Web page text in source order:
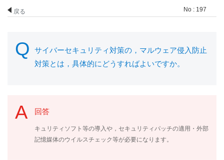
戻る No : 197
サイバーセキュリティ対策の，マルウェア侵入防止
対策とは，具体的にどうすればよいですか。
回答
キュリティソフト等の導入や，セキュリティパッチの適用・外部
記憶媒体のウイルスチェック等が必要になります。